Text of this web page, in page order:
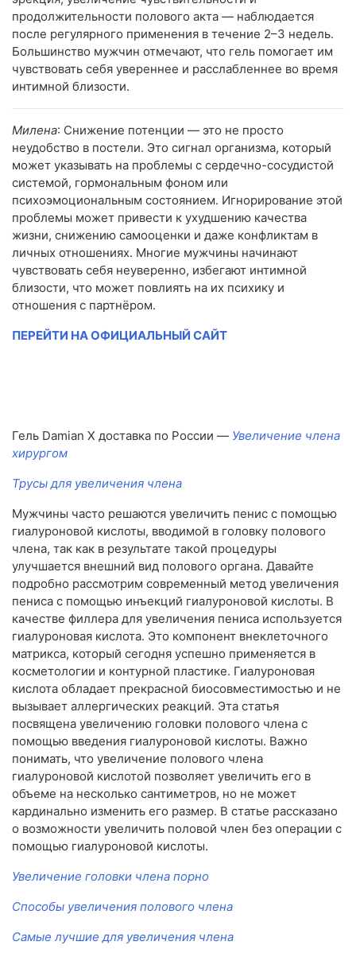
продолжительности полового акта — наблюдается
после регулярного применения в течение 2–3 недель.
Большинство мужчин отмечают, что гель помогает им
чувствовать себя увереннее и расслабленнее во время
интимной близости.
Милена: Снижение потенции — это не просто
неудобство в постели. Это сигнал организма, который
может указывать на проблемы с сердечно-сосудистой
системой, гормональным фоном или
психоэмоциональным состоянием. Игнорирование этой
проблемы может привести к ухудшению качества
жизни, снижению самооценки и даже конфликтам в
личных отношениях. Многие мужчины начинают
чувствовать себя неуверенно, избегают интимной
близости, что может повлиять на их психику и
отношения с партнёром.
ПЕРЕЙТИ НА ОФИЦИАЛЬНЫЙ САЙТ
Гель Damian X доставка по России — Увеличение члена
хирургом
Трусы для увеличения члена
Мужчины часто решаются увеличить пенис с помощью
гиалуроновой кислоты, вводимой в головку полового
члена, так как в результате такой процедуры
улучшается внешний вид полового органа. Давайте
подробно рассмотрим современный метод увеличения
пениса с помощью инъекций гиалуроновой кислоты. В
качестве филлера для увеличения пениса используется
гиалуроновая кислота. Это компонент внеклеточного
матрикса, который сегодня успешно применяется в
косметологии и контурной пластике. Гиалуроновая
кислота обладает прекрасной биосовместимостью и не
вызывает аллергических реакций. Эта статья
посвящена увеличению головки полового члена с
помощью введения гиалуроновой кислоты. Важно
понимать, что увеличение полового члена
гиалуроновой кислотой позволяет увеличить его в
объеме на несколько сантиметров, но не может
кардинально изменить его размер. В статье рассказано
о возможности увеличить половой член без операции с
помощью гиалуроновой кислоты.
Увеличение головки члена порно
Способы увеличения полового члена
Самые лучшие для увеличения члена